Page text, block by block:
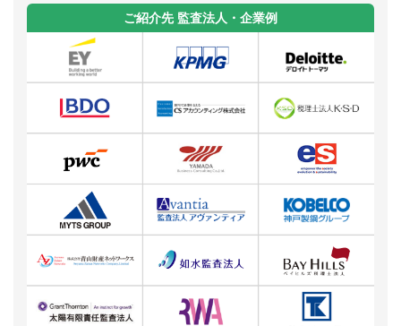
ご紹介先 監査法人・企業例